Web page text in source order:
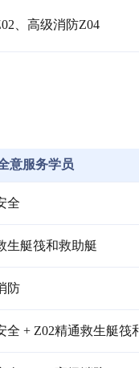
、高级消防Z04
意服务学员
全
生艇筏和救助艇
防
全 + Z02精通救生艇筏